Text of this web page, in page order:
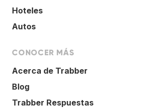
Hoteles
Autos
CONOCER MÁS
Acerca de Trabber
Blog
Trabber Respuestas